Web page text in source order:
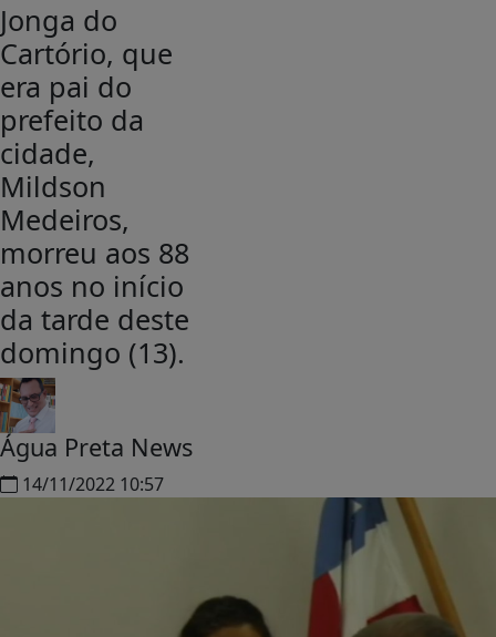
Jonga do
Cartório, que
era pai do
prefeito da
cidade,
Mildson
Medeiros,
morreu aos 88
anos no início
da tarde deste
domingo (13).
Água Preta News
14/11/2022 10:57